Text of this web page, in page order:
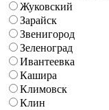
Жуковский
Зарайск
Звенигород
Зеленоград
Ивантеевка
Кашира
Климовск
Клин